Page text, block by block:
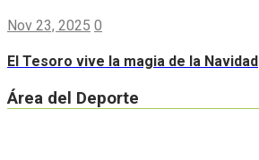
Nov 23, 2025 0
El Tesoro vive la magia de la Navidad
Área del Deporte